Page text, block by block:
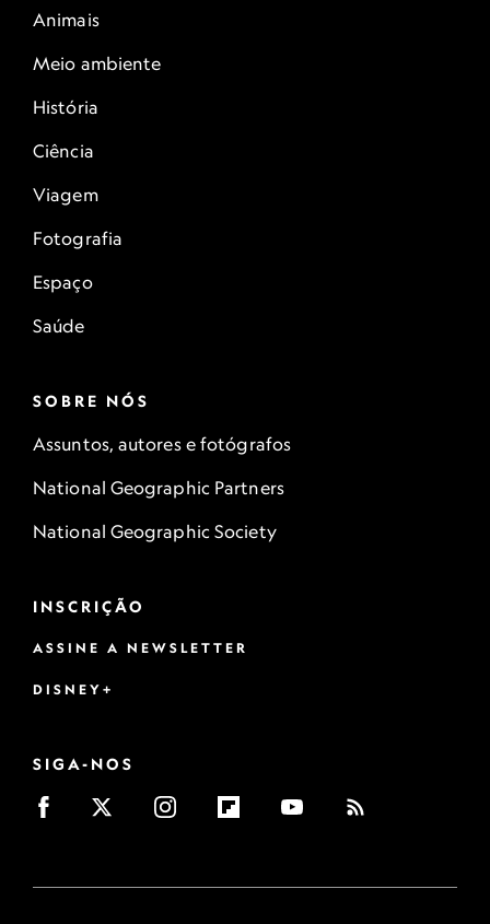
Animais
Meio ambiente
História
Ciência
Viagem
Fotografia
Espaço
Saúde
SOBRE NÓS
Assuntos, autores e fotógrafos
National Geographic Partners
National Geographic Society
INSCRIÇÃO
ASSINE A NEWSLETTER
DISNEY+
SIGA-NOS